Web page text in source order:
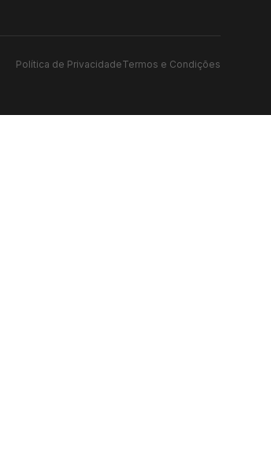
Política de PrivacidadeTermos e Condições